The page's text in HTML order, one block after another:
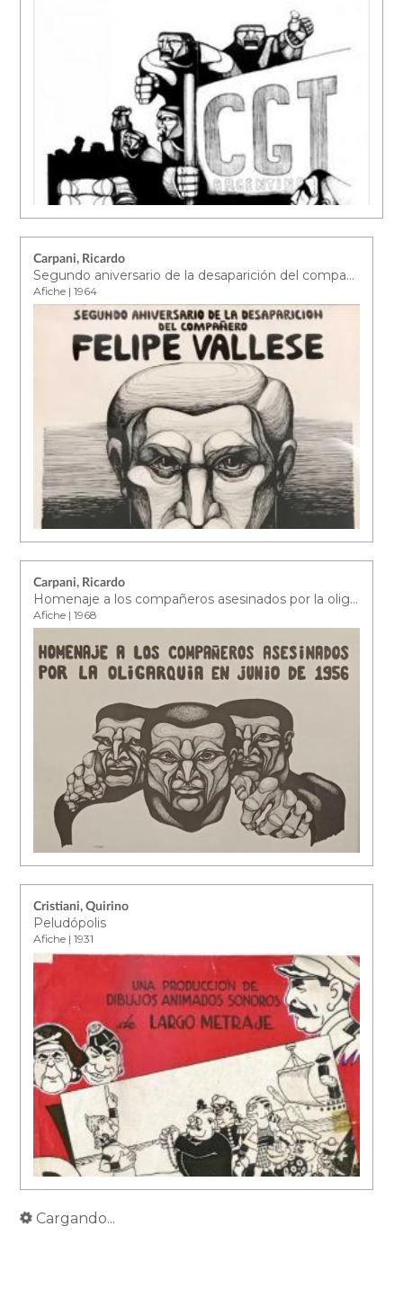
Carpani, Ricardo
Segundo aniversario de la desaparición del compañero Felipe Vallese
Afiche | 1964
Carpani, Ricardo
Homenaje a los compañeros asesinados por la oligarquía en junio de 1956
Afiche | 1968
Cristiani, Quirino
Peludópolis
Afiche | 1931
Cargando...